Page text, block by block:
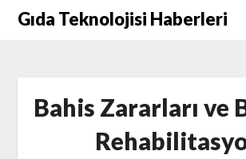
SkipGıda Teknolojisi Haberleri
Bahis Zararları ve